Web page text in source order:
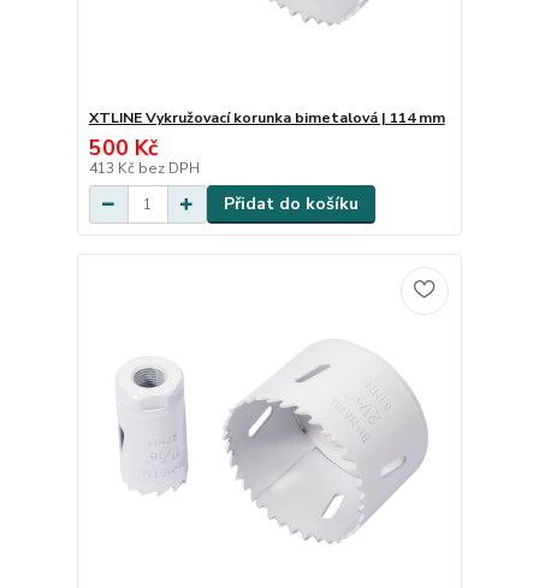
XTLINE Vykružovací korunka bimetalová | 114 mm
500 Kč
413 Kč bez DPH
Přidat do košíku